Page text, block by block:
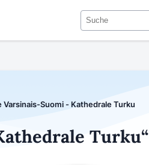
Varsinais-Suomi - Kathedrale Turku
Turku“